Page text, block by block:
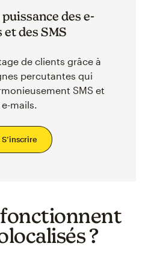
des e-
et des SMS
de clients grâce à
percutantes qui
SMS et
e-mails.
S’inscrire
?